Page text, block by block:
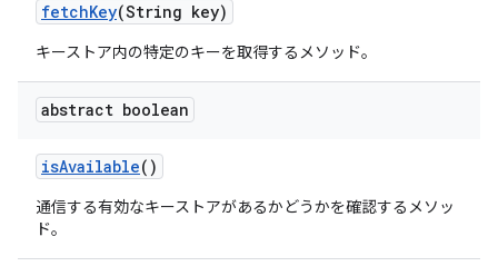
fetchKey(String key)
キーストア内の特定のキーを取得するメソッド。
abstract boolean
isAvailable()
通信する有効なキーストアがあるかどうかを確認するメソッ
ド。